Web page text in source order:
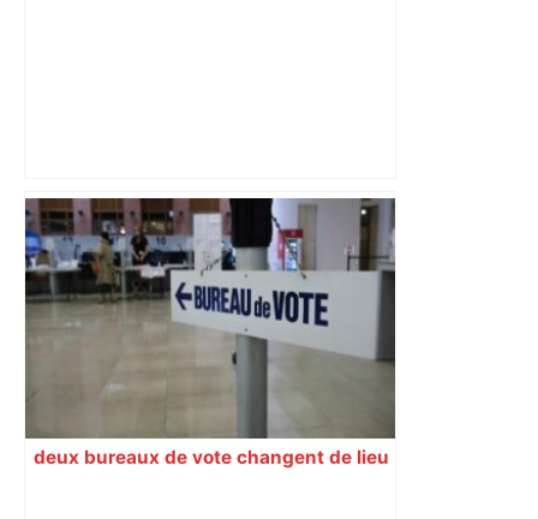
Municipales à Toulouse : "Grâce à ces
voitures navettes, je peux aller voter",
les Pradettes se mobilisent –
ladepeche.fr
deux bureaux de vote changent de lieu